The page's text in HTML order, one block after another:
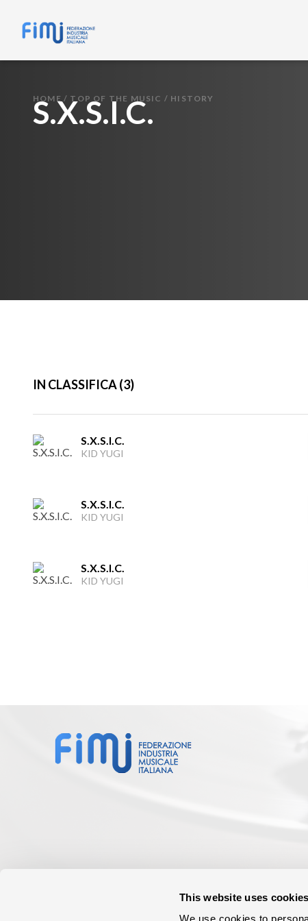
This website uses cookies
HOME / TOP OF THE MUSIC / HISTORY
S.X.S.I.C.
IN CLASSIFICA (3)
S.X.S.I.C.
KID YUGI
S.X.S.I.C.
KID YUGI
S.X.S.I.C.
KID YUGI